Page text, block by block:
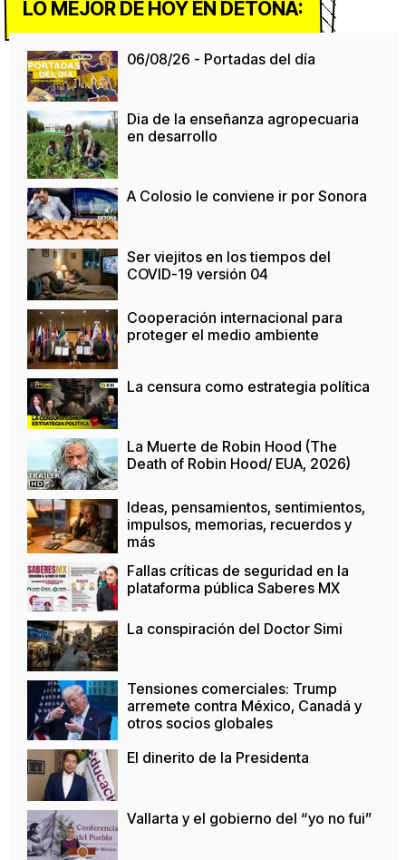
LO MEJOR DE HOY EN DETONA:
06/08/26 - Portadas del día
Dia de la enseñanza agropecuaria
en desarrollo
A Colosio le conviene ir por Sonora
Ser viejitos en los tiempos del
COVID-19 versión 04
Cooperación internacional para
proteger el medio ambiente
La censura como estrategia política
La Muerte de Robin Hood (The
Death of Robin Hood/ EUA, 2026)
Ideas, pensamientos, sentimientos,
impulsos, memorias, recuerdos y
más
Fallas críticas de seguridad en la
plataforma pública Saberes MX
La conspiración del Doctor Simi
Tensiones comerciales: Trump
arremete contra México, Canadá y
otros socios globales
El dinerito de la Presidenta
Vallarta y el gobierno del “yo no fui”